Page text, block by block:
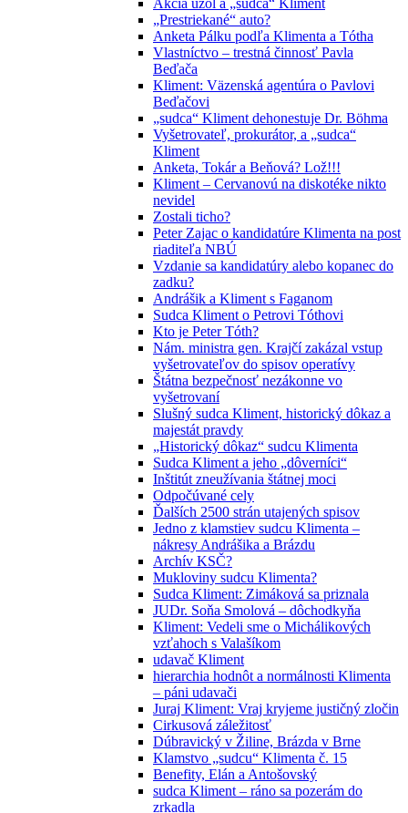
„Prestriekané“ auto?
Anketa Pálku podľa Klimenta a Tótha
Vlastníctvo – trestná činnosť Pavla
Beďača
Kliment: Väzenská agentúra o Pavlovi
Beďačovi
„sudca“ Kliment dehonestuje Dr. Böhma
Vyšetrovateľ, prokurátor, a „sudca“
Kliment
Anketa, Tokár a Beňová? Lož!!!
Kliment – Cervanovú na diskotéke nikto
nevidel
Zostali ticho?
Peter Zajac o kandidatúre Klimenta na post
riaditeľa NBÚ
Vzdanie sa kandidatúry alebo kopanec do
zadku?
Andrášik a Kliment s Faganom
Sudca Kliment o Petrovi Tóthovi
Kto je Peter Tóth?
Nám. ministra gen. Krajčí zakázal vstup
vyšetrovateľov do spisov operatívy
Štátna bezpečnosť nezákonne vo
vyšetrovaní
Slušný sudca Kliment, historický dôkaz a
majestát pravdy
„Historický dôkaz“ sudcu Klimenta
Sudca Kliment a jeho „dôverníci“
Inštitút zneužívania štátnej moci
Odpočúvané cely
Ďalších 2500 strán utajených spisov
Jedno z klamstiev sudcu Klimenta –
nákresy Andrášika a Brázdu
Archív KSČ?
Mukloviny sudcu Klimenta?
Sudca Kliment: Zimáková sa priznala
JUDr. Soňa Smolová – dôchodkyňa
Kliment: Vedeli sme o Michálikových
vzťahoch s Valašíkom
udavač Kliment
hierarchia hodnôt a normálnosti Klimenta
– páni udavači
Juraj Kliment: Vraj kryjeme justičný zločin
Cirkusová záležitosť
Dúbravický v Žiline, Brázda v Brne
Klamstvo „sudcu“ Klimenta č. 15
Benefity, Elán a Antošovský
sudca Kliment – ráno sa pozerám do
zrkadla